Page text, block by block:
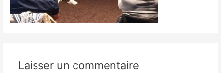
Laisser un commentaire